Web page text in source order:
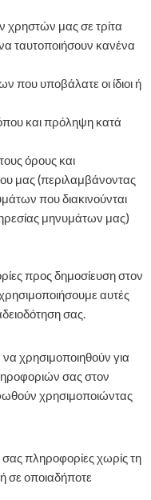
χρηστών μας σε τρίτα
ταυτοποιήσουν κανένα
που υποβάλατε οι ίδιοι ή
και πρόληψη κατά
όρους και
μας (περιλαμβάνοντας
που διακινούνται
μηνυμάτων μας)
προς δημοσίευση στον
αυτές
σας.
χρησιμοποιηθούν για
σας στον
χρησιμοποιώντας
πληροφορίες χωρίς τη
σε οποιαδήποτε